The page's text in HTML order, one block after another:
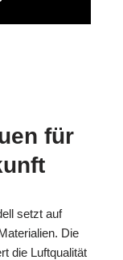
für
setzt auf
Die
die Luftqualität